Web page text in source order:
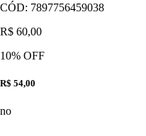
CÓD: 7897756459038
R$ 60,00
10% OFF
R$ 54,00
no